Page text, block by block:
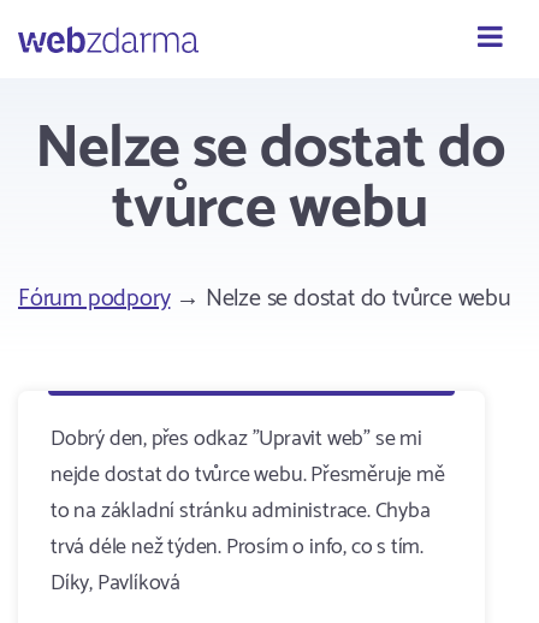
Webzdarma
Nelze se dostat do
tvůrce webu
Fórum podpory→ Nelze se dostat do tvůrce webu
Dobrý den, přes odkaz "Upravit web" se mi
nejde dostat do tvůrce webu. Přesměruje mě
to na základní stránku administrace. Chyba
trvá déle než týden. Prosím o info, co s tím.
Díky, Pavlíková